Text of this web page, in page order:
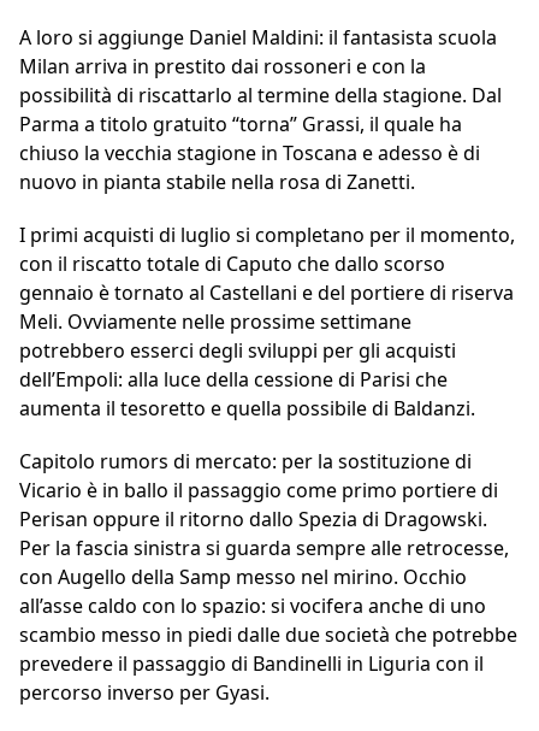
A loro si aggiunge Daniel Maldini: il fantasista scuola
Milan arriva in prestito dai rossoneri e con la
possibilità di riscattarlo al termine della stagione. Dal
Parma a titolo gratuito “torna” Grassi, il quale ha
chiuso la vecchia stagione in Toscana e adesso è di
nuovo in pianta stabile nella rosa di Zanetti.
I primi acquisti di luglio si completano per il momento,
con il riscatto totale di Caputo che dallo scorso
gennaio è tornato al Castellani e del portiere di riserva
Meli. Ovviamente nelle prossime settimane
potrebbero esserci degli sviluppi per gli acquisti
dell’Empoli: alla luce della cessione di Parisi che
aumenta il tesoretto e quella possibile di Baldanzi.
Capitolo rumors di mercato: per la sostituzione di
Vicario è in ballo il passaggio come primo portiere di
Perisan oppure il ritorno dallo Spezia di Dragowski.
Per la fascia sinistra si guarda sempre alle retrocesse,
con Augello della Samp messo nel mirino. Occhio
all’asse caldo con lo spazio: si vocifera anche di uno
scambio messo in piedi dalle due società che potrebbe
prevedere il passaggio di Bandinelli in Liguria con il
percorso inverso per Gyasi.